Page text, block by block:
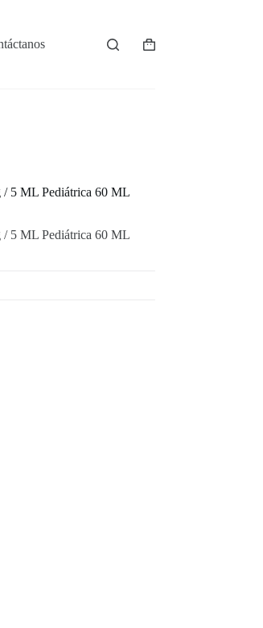
Shopping
/ 5 ML Pediátrica 60 ML
/ 5 ML Pediátrica 60 ML